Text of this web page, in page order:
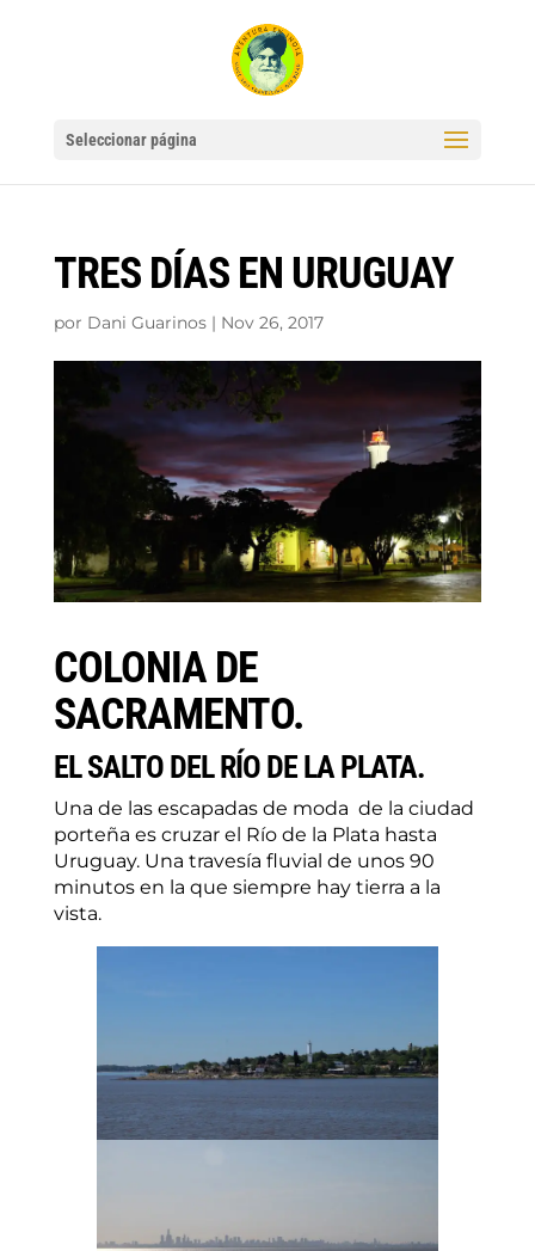
Seleccionar página
TRES DÍAS EN URUGUAY
por Dani Guarinos| Nov 26, 2017
COLONIA DE
SACRAMENTO.
EL SALTO DEL RÍO DE LA PLATA.
Una de las escapadas de moda de la ciudad
porteña es cruzar el Río de la Plata hasta
Uruguay. Una travesía fluvial de unos 90
minutos en la que siempre hay tierra a la
vista.